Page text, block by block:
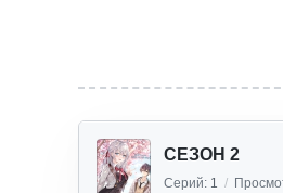
СЕЗОН 2
Серий: 1 /